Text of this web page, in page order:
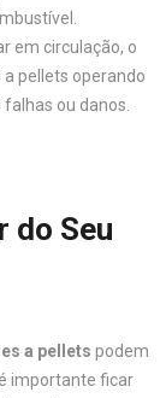
em circulação, o
pellets operando
ou danos.
do Seu
a pellets podem
importante ficar